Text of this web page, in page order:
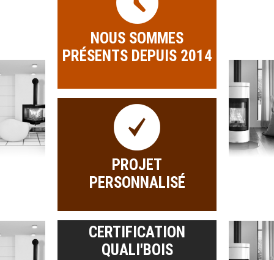
NOUS SOMMES
PRÉSENTS DEPUIS 2014
PROJET
PERSONNALISÉ
CERTIFICATION
QUALI'BOIS